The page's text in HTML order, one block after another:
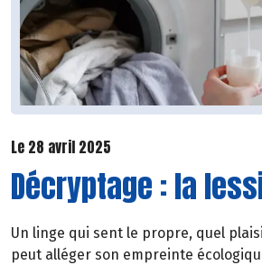
Le 28 avril 2025
Décryptage : la
Un linge qui sent le propre, quel
peut alléger son empreinte